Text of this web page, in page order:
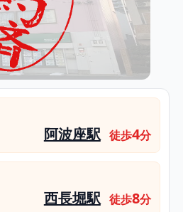
阿波座駅 徒歩4分
西長堀駅 徒歩8分